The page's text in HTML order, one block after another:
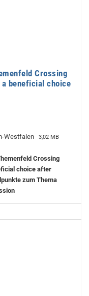
Crossing
beneficial choice
Westfalen 3,02 MB
Crossing
choice after
zum Thema